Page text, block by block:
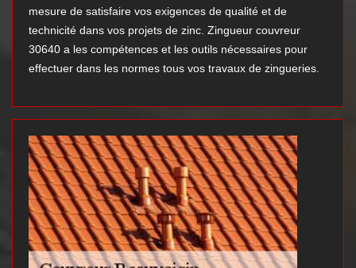
mesure de satisfaire vos exigences de qualité et de
technicité dans vos projets de zinc. Zingueur couvreur
30640 a les compétences et les outils nécessaires pour
effectuer dans les normes tous vos travaux de zingueries.